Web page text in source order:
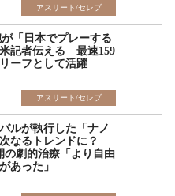
アスリート/セレブ
「日本でプレーする
記者伝える 最速159
ーフとして活躍
アスリート/セレブ
ルが執行した「ナノ
なるトレンドに？
の劇的治療「より自由
あった」